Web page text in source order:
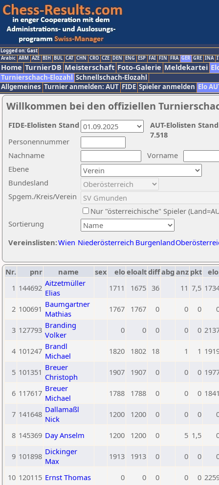
Logged on: Gast
Arabic ARM AZE BIH BUL CAT CHN CRO CZE DEN ENG ESP FAI FIN FRA GER GRE INA
Home TurnierDB Meisterschaft Foto-Galerie Meldekartei
Turnierschach-Elozahl Schnellschach-Elozahl
Allgemeines Turnier anmelden: AUT FIDE Spieler anmelden Elo
Willkommen bei den offiziellen
Nachname
Vorname
Ebene
Sortierung
Personennummer
Bundesland
Spgem./Kreis/Verein
Nur "österreichische" Spieler
Vereinslisten:Wien Niederösterreich Burgenland
AUT-Elolisten
7.518
FIDE-Elolisten Stand
Nr. pnr name sex eloeloaltdiffabg anz pkt
1 144692 Aitzetmüller
Elias
1711 1675 36 11 7,5
2 100691 Baumgartner
Mathias
1767 1767 0 0 0
3 127793 Branding
Volker
0 0 0 0 0
4 101247 Brandl
Michael
1820 1802 18 1 1
5 101351 Breuer
Christoph
1907 1907 0 0 0
6 117617 Breuer
Michael
1788 1788 0 0 0
7 141648 Dallamaßl
Nick
1200 1200 0 0 0
8 145369 Day Anselm 1200 1200 0 5 1,5
9 101898 Dickinger
Max
1913 1913 0 0 0
10 120115 Ernst Thomas 0 0 0 0 0